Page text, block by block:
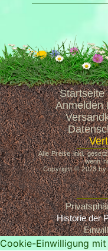
Startseite
Anmelden
Alle Preise inkl.
wenn
Copyright © 2023 by
Historie der
Cookie-Einwilligung